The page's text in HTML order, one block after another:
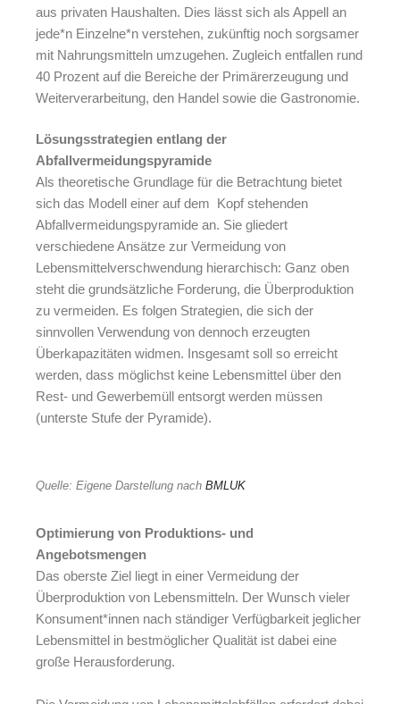
aus privaten Haushalten. Dies lässt sich als Appell an
jede*n Einzelne*n verstehen, zukünftig noch sorgsamer
mit Nahrungsmitteln umzugehen. Zugleich entfallen rund
40 Prozent auf die Bereiche der Primärerzeugung und
Weiterverarbeitung, den Handel sowie die Gastronomie.
Lösungsstrategien entlang der
Abfallvermeidungspyramide
Als theoretische Grundlage für die Betrachtung bietet
sich das Modell einer auf dem Kopf stehenden
Abfallvermeidungspyramide an. Sie gliedert
verschiedene Ansätze zur Vermeidung von
Lebensmittelverschwendung hierarchisch: Ganz oben
steht die grundsätzliche Forderung, die Überproduktion
zu vermeiden. Es folgen Strategien, die sich der
sinnvollen Verwendung von dennoch erzeugten
Überkapazitäten widmen. Insgesamt soll so erreicht
werden, dass möglichst keine Lebensmittel über den
Rest- und Gewerbemüll entsorgt werden müssen
(unterste Stufe der Pyramide).
Quelle: Eigene Darstellung nach BMLUK
Optimierung von Produktions- und
Angebotsmengen
Das oberste Ziel liegt in einer Vermeidung der
Überproduktion von Lebensmitteln. Der Wunsch vieler
Konsument*innen nach ständiger Verfügbarkeit jeglicher
Lebensmittel in bestmöglicher Qualität ist dabei eine
große Herausforderung.